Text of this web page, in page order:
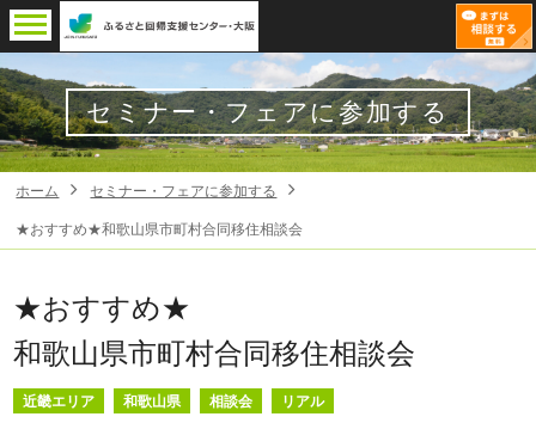
セミナー・フェアに参加する
ホーム セミナー・フェアに参加する
★おすすめ★和歌山県市町村合同移住相談会
★おすすめ★
和歌山県市町村合同移住相談会
近畿エリア 和歌山県 相談会 リアル